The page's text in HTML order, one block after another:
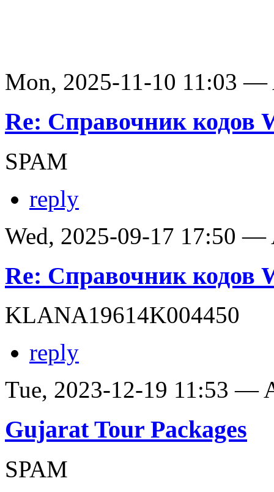
Mon, 2025-11-10 11:03 —
Re: Справочник кодов
SPAM
reply
Wed, 2025-09-17 17:50 —
Re: Справочник кодов
KLANA19614K004450
reply
Tue, 2023-12-19 11:53 —
Gujarat Tour Packages
SPAM